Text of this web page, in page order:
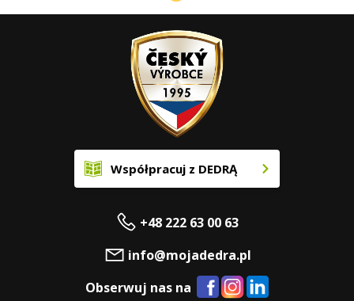
Współpracuj z DEDRĄ
+48 222 63 00 63
info@mojadedra.pl
Obserwuj nas na